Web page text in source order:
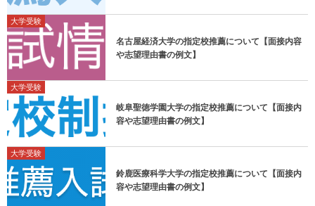
大学受験
名古屋経済大学の指定校推薦について【面接内容
や志望理由書の例文】
大学受験
岐阜聖徳学園大学の指定校推薦について【面接内
容や志望理由書の例文】
大学受験
鈴鹿医療科学大学の指定校推薦について【面接内
容や志望理由書の例文】